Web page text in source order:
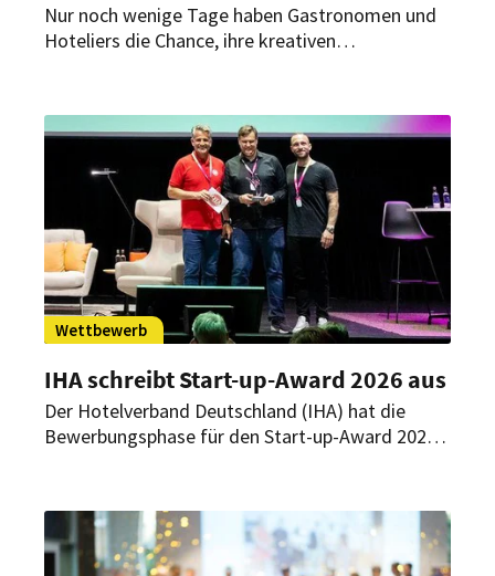
Nur noch wenige Tage haben Gastronomen und
Hoteliers die Chance, ihre kreativen
attraktiven Preisgeldern bietet der Wettbewerb
vor allem eine starke Plattform, um den eigenen
Betrieb sichtbar zu machen und als Marke zu
positionieren.
Wettbewerb
IHA schreibt Start-up-Award 2026 aus
Der Hotelverband Deutschland (IHA) hat die
Bewerbungsphase für den Start-up-Award 2026
Produktentwicklungen. Bewerbungen sind noch
bis zum 30. April möglich.